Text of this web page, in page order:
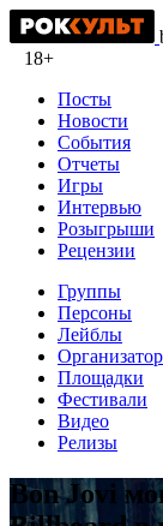
18+
Посты
Новости
События
Отчеты
Игры
Интервью
Розыгрыши
Рецензии
Группы
Персоны
Лейблы
Площадки
Фестивали
Видео
Релизы
Bon Jovi